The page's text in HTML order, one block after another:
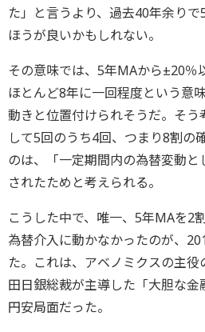
た」と言うより、過去40年余り
ほうが良いかもしれない。
その意味では、5年MAから±20％
ほとんど8年に一回程度という意
動きと位置付けられそうだ。そう
して5回のうち4回、つまり8割の
のは、「一定期間内の為替変動
されたためと考えられる。
こうした中で、唯一、5年MAを2
為替介入に動かなかったのが、
た。これは、アベノミクスの主
田日銀総裁が主導した「大胆な
円安局面だった。